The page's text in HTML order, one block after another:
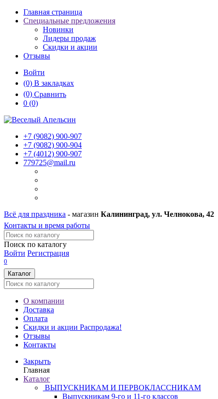
Главная страница
Специальные предложения
Новинки
Лидеры продаж
Скидки и акции
Отзывы
Войти
(0) В закладках
(0) Сравнить
0 (0)
+7 (9082) 900-907
+7 (9082) 900-904
+7 (4012) 900-907
779725@mail.ru
Всё для праздника - магазин Калининград, ул. Челнокова, 42
Контакты и время работы
Поиск по каталогу
Войти Регистрация
0
Каталог
О компании
Доставка
Оплата
Скидки и акции Распродажа!
Отзывы
Контакты
Закрыть
Главная
Каталог
ВЫПУСКНИКАМ И ПЕРВОКЛАССНИКАМ
Выпускникам 9-го и 11-го классов